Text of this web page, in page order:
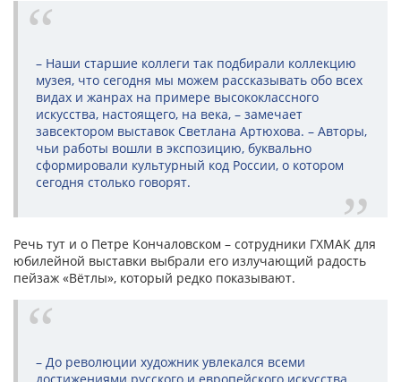
– Наши старшие коллеги так подбирали коллекцию
музея, что сегодня мы можем рассказывать обо всех
видах и жанрах на примере высококлассного
искусства, настоящего, на века, – замечает
завсектором выставок Светлана Артюхова. – Авторы,
чьи работы вошли в экспозицию, буквально
сформировали культурный код России, о котором
сегодня столько говорят.
Речь тут и о Петре Кончаловском – сотрудники ГХМАК для
юбилейной выставки выбрали его излучающий радость
пейзаж «Вётлы», который редко показывают.
– До революции художник увлекался всеми